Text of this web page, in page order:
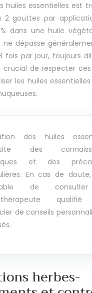
huiles essentielles est
2 gouttes par
dans une huile
ne dépasse
fois par jour, toujours
crucial de respecter
les huiles
des huiles
des
et des
En cas de
de
de conseils
herbes-